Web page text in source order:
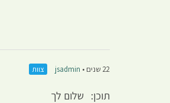
22 שנים • jsadmin צוות
תוכן: שלום לך